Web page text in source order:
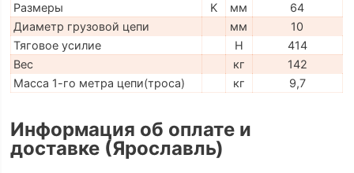
Размеры
K мм
64
Диаметр грузовой цепи
мм
10
Тяговое усилие
H
414
Вес
кг
142
Масса 1-го метра цепи(троса)
кг 9,7
Информация об оплате и
доставке (Ярославль)